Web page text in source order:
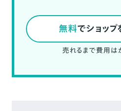
無料でショッ
売れるまで費用は